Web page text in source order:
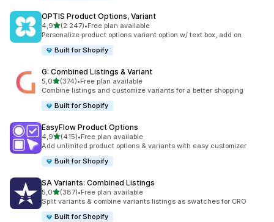
OPTIS Product Options, Variant
4,9na 5 gwiazdek
(2 247)
Łączna liczba recenzji: 2247
•Free plan available
Personalize product options variant option w/ text box, add on
Built for Shopify
G: Combined Listings & Variant
5,0na 5 gwiazdek
(374)
Łączna liczba recenzji: 374
•Free plan available
Combine listings and customize variants for a better shopping
Built for Shopify
EasyFlow Product Options
4,9na 5 gwiazdek
(415)
Łączna liczba recenzji: 415
•Free plan available
Add unlimited product options & variants with easy customizer
Built for Shopify
SA Variants: Combined Listings
5,0na 5 gwiazdek
(387)
Łączna liczba recenzji: 387
•Free plan available
Split variants & combine variants listings as swatches for CRO
Built for Shopify